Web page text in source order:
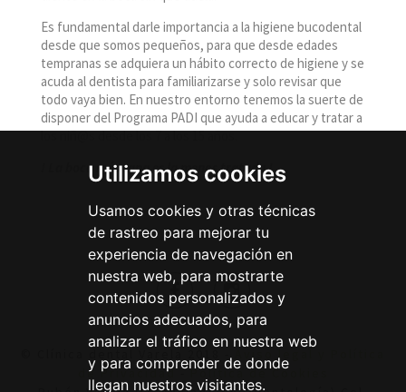
Utilizamos cookies
Usamos cookies y otras técnicas
de rastreo para mejorar tu
experiencia de navegación en
nuestra web, para mostrarte
contenidos personalizados y
anuncios adecuados, para
analizar el tráfico en nuestra web
y para comprender de donde
llegan nuestros visitantes.
Es fundamental darle importancia a la higiene bucodental
desde que somos pequeños, para que desde edades
tempranas se adquiera un hábito correcto de higiene y se
acuda al dentista para familiarizarse y solo revisar que
todo vaya bien. En nuestro entorno tenemos la suerte de
disponer del Programa PADI que ayuda a educar y tratar a
los niñ@s desde los 7 a los 15 años.
! La boca más sana es la menos tratada !
© Clínica dental Varela 2018 -
Aviso legal y Política
de Privacidad-Política de Cookies